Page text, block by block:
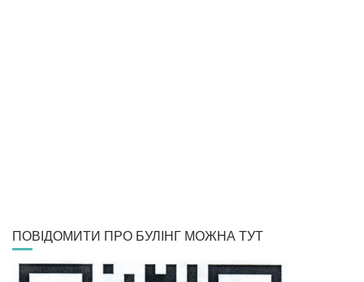
ПОВІДОМИТИ ПРО БУЛІНГ МОЖНА ТУТ